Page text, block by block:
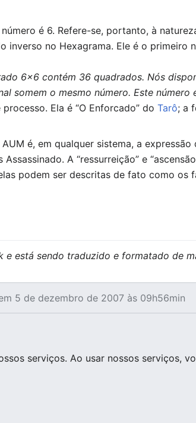
é 6. Refere-se, portanto, à
no Hexagrama. Ele é o primeiro
6x6 contém 36 quadrados. Nós
somem o mesmo número. Este número
Ela é “O Enforcado” doTarô; a
é, em qualquer sistema, a
A “ressurreição” e
podem ser descritas de fato como
está sendo traduzido e formatado de
5 de dezembro de 2007 às 09h56min
serviços. Ao usar nossos serviços,